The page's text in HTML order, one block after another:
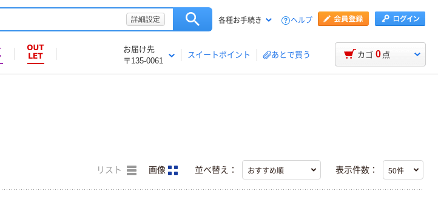
詳細設定 各種お手続き ヘルプ
お届け先
〒135-0061
スイートポイント あとで買う カゴ 0 点
リスト 画像 並べ替え： 表示件数：